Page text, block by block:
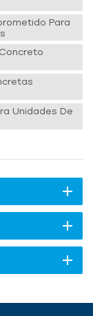
Para
Unidades De